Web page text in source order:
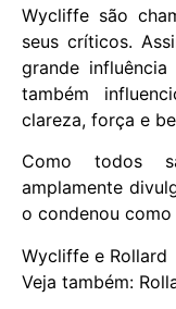
Wycliffe são
seus críticos.
grande
também
clareza, força e
Como todos
amplamente
o condenou
Wycliffe e Rollard
Veja também: